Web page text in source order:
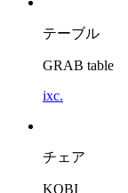
テーブル
GRAB table
ixc.
チェア
KOBI